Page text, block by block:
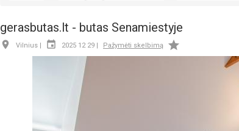
gerasbutas.lt - butas Senamiestyje
 Vilnius |  2025 12 29 | Pažymėti skelbimą 